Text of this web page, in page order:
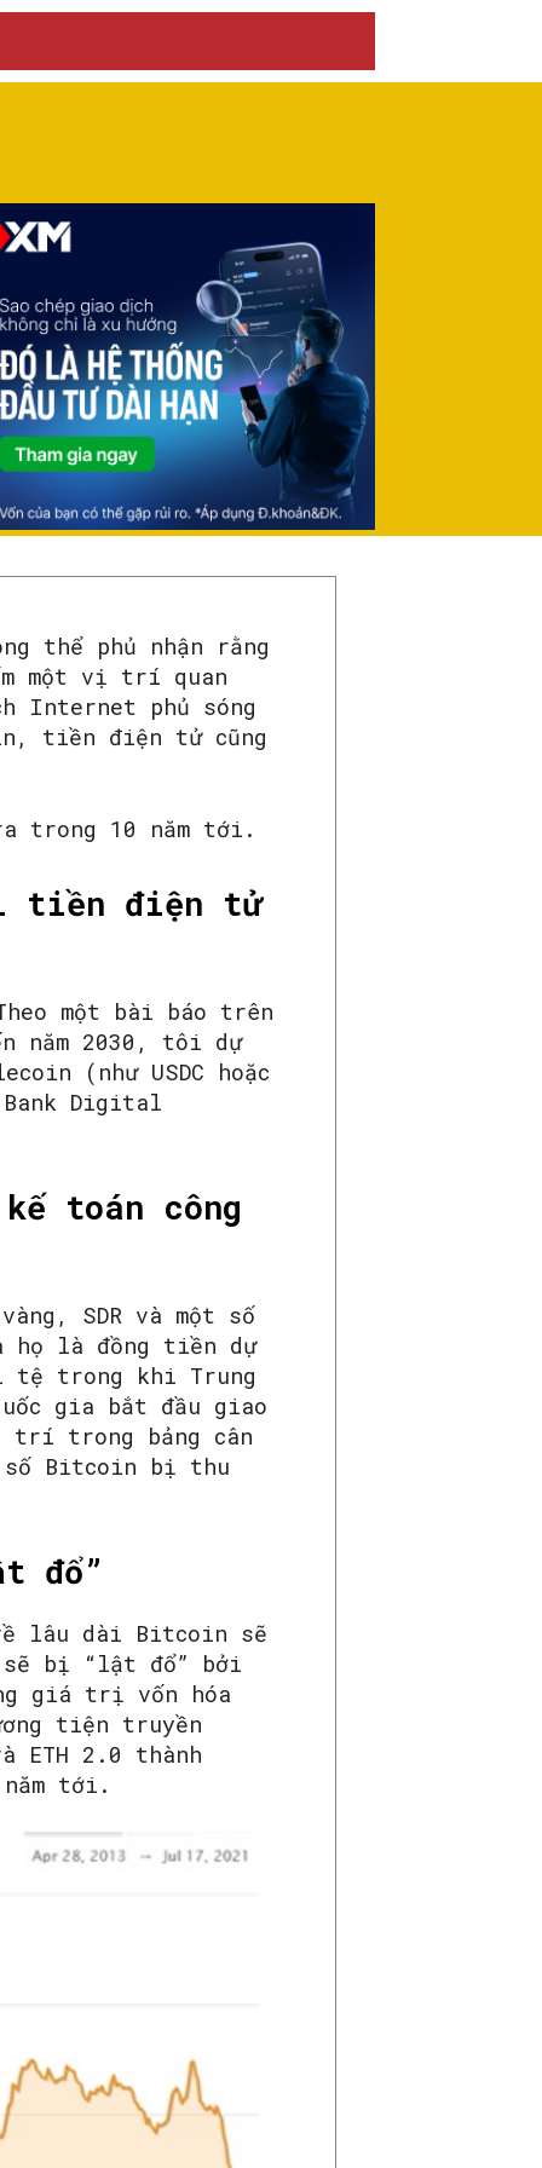
thể phủ nhận rằng
một vị trí quan
Internet phủ sóng
tiền điện tử cũng
trong 10 năm tới.
tiền điện tử
một bài báo trên
năm 2030, tôi dự
(như USDC hoặc
Bank Digital
toán công
SDR và một số
họ là đồng tiền dự
tệ trong khi Trung
gia bắt đầu giao
trí trong bảng cân
số Bitcoin bị thu
đổ”
lâu dài Bitcoin sẽ
bị “lật đổ” bởi
giá trị vốn hóa
tiện truyền
ETH 2.0 thành
tới.